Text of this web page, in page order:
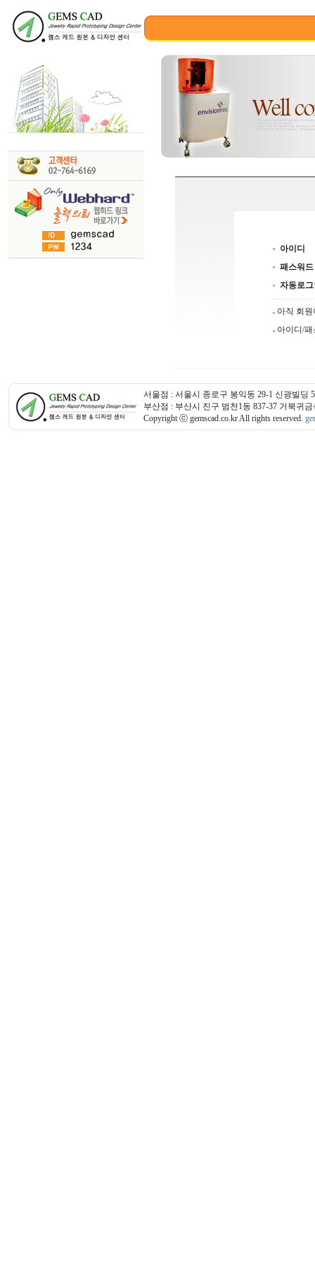
아이디
패스워드
자동로그
아직 회
아이디/
서울점 : 서울시 종로구 봉익동 29-1 신광빌딩
부산점 : 부산시 진구 범천1동 837-37 거북귀금
Copyright ⓒ gemscad.co.kr All rights reserved.